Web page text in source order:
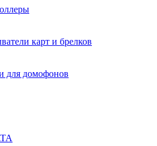
карт и брелков
для домофонов